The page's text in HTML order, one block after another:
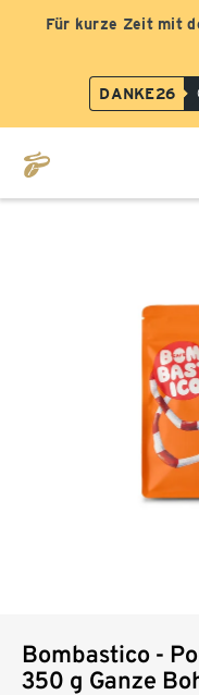
Für kurze Zeit mit
DANKE26
Bombastico -
350 g Ganze